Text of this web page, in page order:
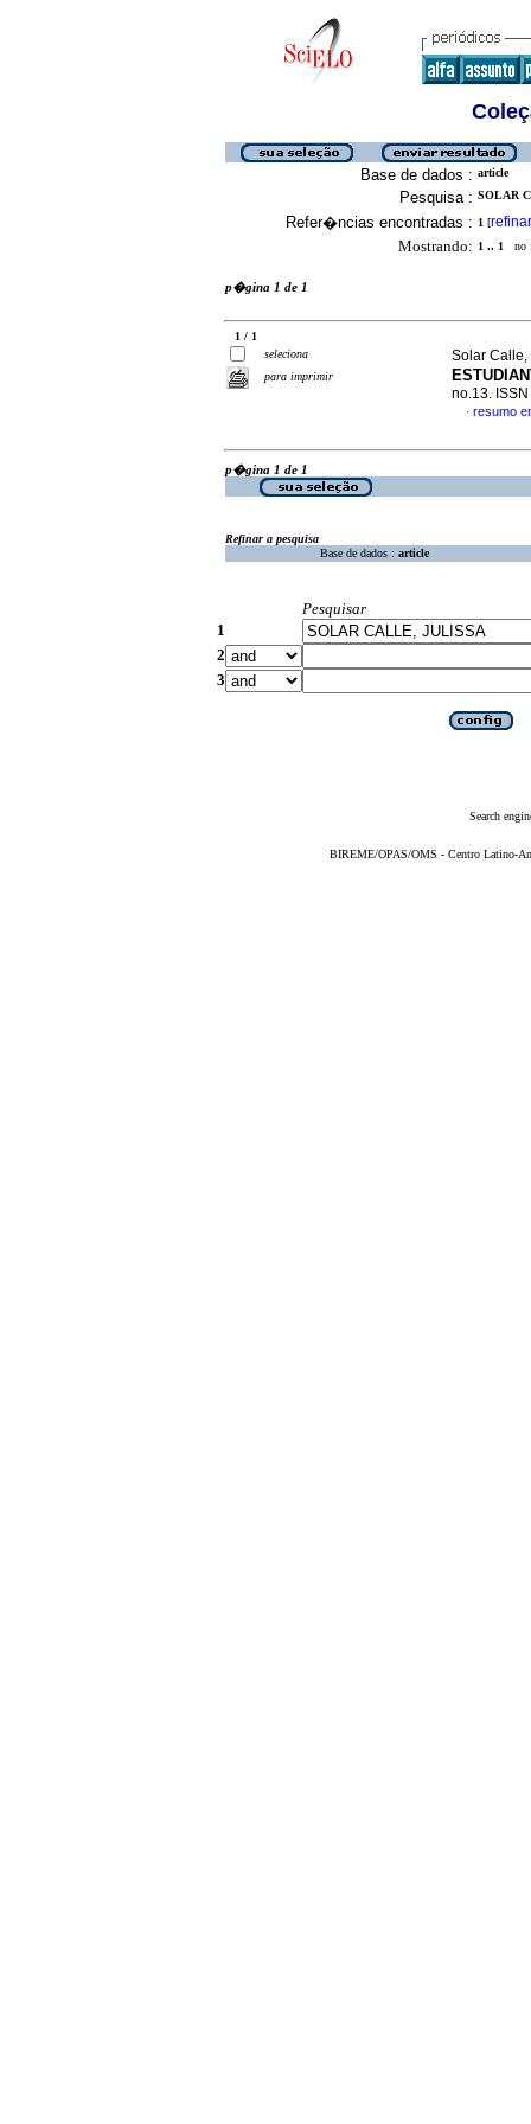
Base de dados : article
Pesquisa : SOLAR
Refer�ncias encontradas : 1 [refinar
Mostrando: 1 .. 1 no
p�gina 1 de 1
1 / 1
seleciona
para imprimir
Solar
no.13.
· resumo
p�gina 1 de 1
Refinar a pesquisa
Base de dados : article
Pesquisar
1
2
3
Search
BIREME/OPAS/OMS - Centro Latino-